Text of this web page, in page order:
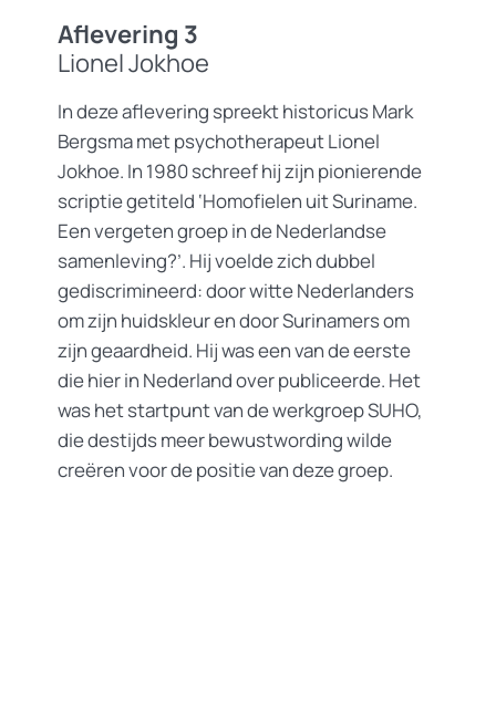
Aflevering 3
Lionel Jokhoe
In deze aflevering spreekt historicus Mark
Bergsma met psychotherapeut Lionel
Jokhoe. In 1980 schreef hij zijn pionierende
scriptie getiteld ‘Homofielen uit Suriname.
Een vergeten groep in de Nederlandse
samenleving?’. Hij voelde zich dubbel
gediscrimineerd: door witte Nederlanders
om zijn huidskleur en door Surinamers om
zijn geaardheid. Hij was een van de eerste
die hier in Nederland over publiceerde. Het
was het startpunt van de werkgroep SUHO,
die destijds meer bewustwording wilde
creëren voor de positie van deze groep.